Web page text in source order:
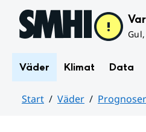
Hoppa till sidans innehåll
Väder Klimat Data
Start Väder